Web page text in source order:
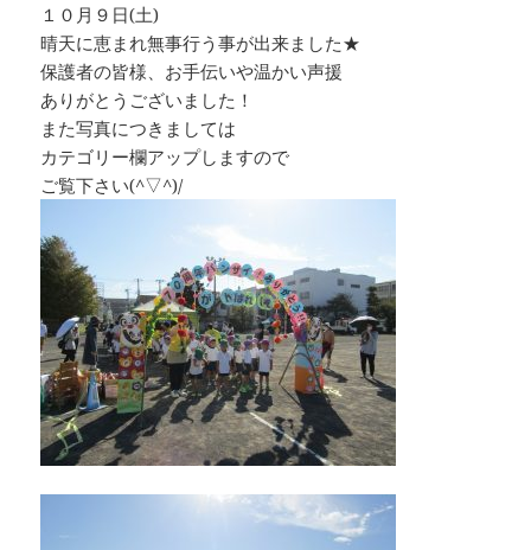
１０月９日(土)
晴天に恵まれ無事行う事が出来ました★
保護者の皆様、お手伝いや温かい声援
ありがとうございました！
また写真につきましては
カテゴリー欄アップしますので
ご覧下さい(^▽^)/